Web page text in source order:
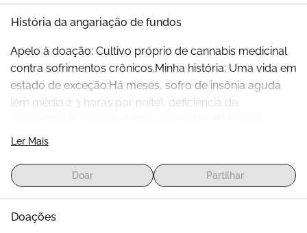
História da angariação de fundos
Apelo à doação: Cultivo próprio de cannabis medicinal
contra sofrimentos crônicos.Minha história: Uma vida em
estado de exceção:Há meses, sofro de insônia aguda
(em média 2 3 horas por noite), deficiência de
incontroláveis, além de total falta de desejo e apetite.
social e pela perda da minha qualidade de vida. Após
inúmeras consultas médicas e tentativas de tratamento
minha última esperança mas o acesso na Alemanha é
Ler Mais
Doar Partilhar
Doações